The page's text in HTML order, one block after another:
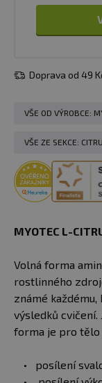
Doprava od 49
VŠE OD VÝROBCE:
VŠE ZE SEKCE:
MYOTEC L-
Volná forma
rostlinného
známé
výsledků
forma je pro tělo
posílení